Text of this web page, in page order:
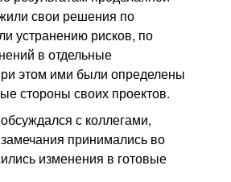
свои решения по
устранению рисков, по
в отдельные
этом ими были определены
стороны своих проектов.
с коллегами,
принимались во
изменения в готовые